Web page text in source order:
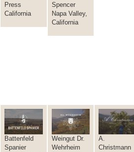
Press
California
Spencer
Napa Valley,
California
Battenfeld
Spanier
Weingut Dr.
Wehrheim
A.
Christmann